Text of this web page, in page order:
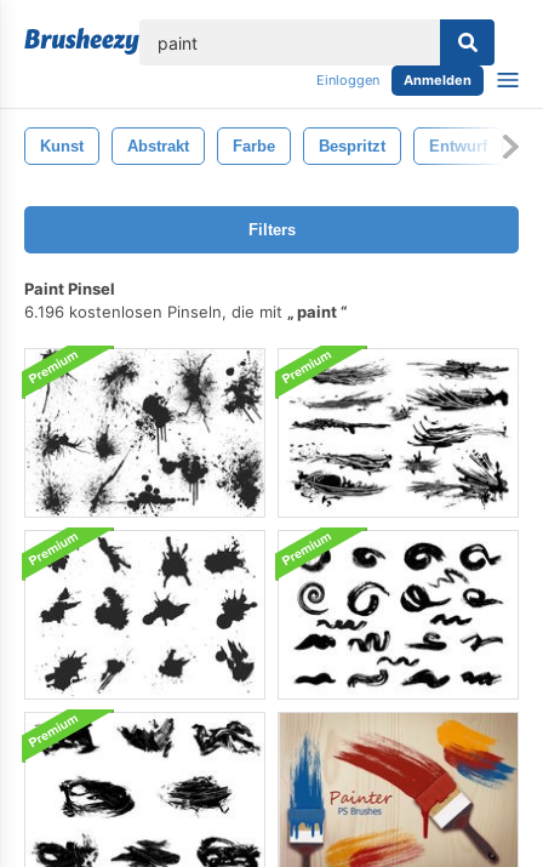
Einloggen Anmelden
Kunst Abstrakt Farbe Bespritzt Entwurf
Filters
Paint Pinsel
6.196 kostenlosen Pinseln, die mit
paint